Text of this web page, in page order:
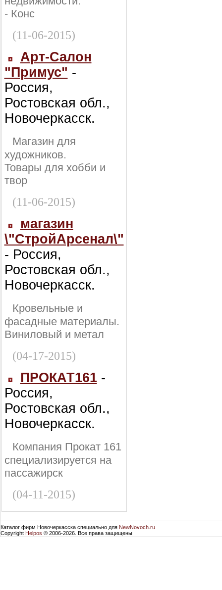
- Конс
(11-06-2015)
Арт-Салон
"Примус" -
Россия,
Ростовская обл.,
Новочеркасск.
Магазин для
художников.
Товары для хобби и
твор
(11-06-2015)
магазин
\"СтройАрсенал\"
- Россия,
Ростовская обл.,
Новочеркасск.
Кровельные и
фасадные материалы.
Виниловый и метал
(04-17-2015)
ПРОКАТ161-
Россия,
Ростовская обл.,
Новочеркасск.
Компания Прокат 161
специализируется на
пассажирск
(04-11-2015)
Каталог фирм Новочеркасска специально для NewNovoch.ru
Copyright Helpos © 2006-2026. Все права защищены